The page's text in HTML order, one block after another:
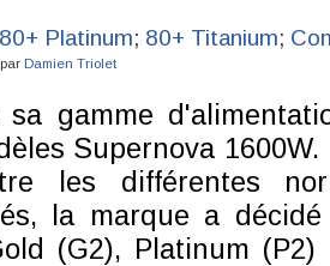
80+ Platinum; 80+ Titanium;
Damien Triolet
sa gamme
Supernova
les différentes
la marque a
(G2), Platinum